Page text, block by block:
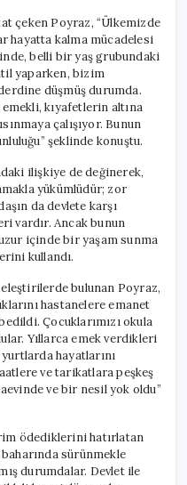
çeken Poyraz, “Ülkemizde
hayatta kalma mücadelesi
belli bir yaş grubundaki
yaparken, bizim
düşmüş durumda.
kıyafetlerin altına
çalışıyor. Bunun
şeklinde konuştu.
ilişkiye de değinerek,
yükümlüdür; zor
da devlete karşı
vardır. Ancak bunun
içinde bir yaşam sunma
kullandı.
bulunan Poyraz,
hastanelere emanet
Çocuklarımızı okula
Yıllarca emek verdikleri
hayatlarını
ve tarikatlara peşkeş
ve bir nesil yok oldu”
ödediklerini hatırlatan
sürünmekle
durumdalar. Devlet ile